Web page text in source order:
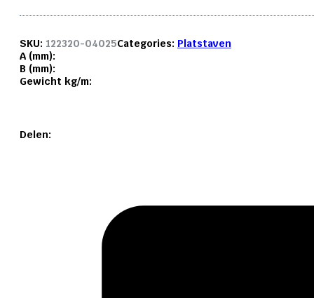
SKU: 122320-04025Categories: Platstaven
A (mm):
B (mm):
Gewicht kg/m:
Delen: